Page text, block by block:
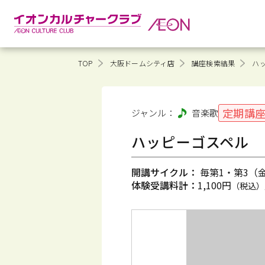
TOP 大阪ドームシティ店 講座検索結果 ハ
ジャンル： 音楽歌 定期講
ハッピーゴスペル
開講サイクル： 毎第1・第3（
体験受講料計： 1,100円 （税込